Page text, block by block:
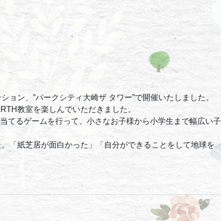
ン、”パークシティ大崎ザ タワー”で開催いたしました。
教室を楽しんでいただきました。
てるゲームを行って、小さなお子様から小学生まで幅広い子
「紙芝居が面白かった」「自分ができることをして地球を